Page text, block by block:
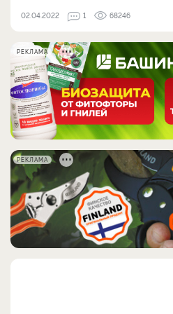
02.04.2022 1 68246
РЕКЛАМА
РЕКЛАМА